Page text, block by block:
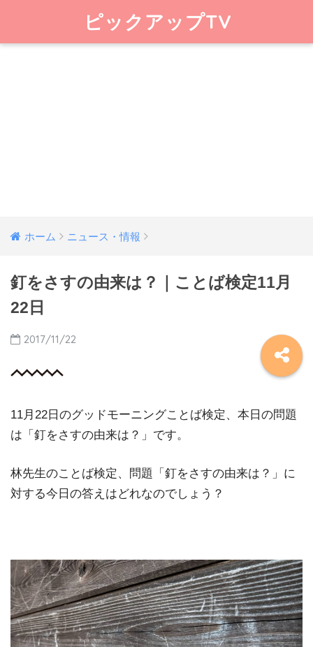
ピックアップTV
ホーム ニュース・情報
釘をさすの由来は？｜ことば検定11月
22日
2017/11/22
11月22日のグッドモーニングことば検定、本日の問題
は「釘をさすの由来は？」です。
林先生のことば検定、問題「釘をさすの由来は？」に
対する今日の答えはどれなのでしょう？